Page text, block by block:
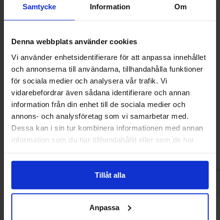
Samtycke Information Om
Denna webbplats använder cookies
Vi använder enhetsidentifierare för att anpassa innehållet
och annonserna till användarna, tillhandahålla funktioner
för sociala medier och analysera vår trafik. Vi
vidarebefordrar även sådana identifierare och annan
information från din enhet till de sociala medier och
annons- och analysföretag som vi samarbetar med.
Dessa kan i sin tur kombinera informationen med annan
information som du har tillhandahållit eller som de har
Tillåt alla
Anpassa
L.O.L Surprise Chokladägg 20g (1st)
22.90 kr
Peppa Pig